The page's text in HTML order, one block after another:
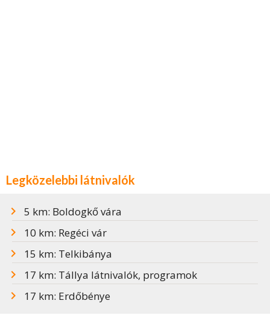
Legközelebbi látnivalók
5 km: Boldogkő vára
10 km: Regéci vár
15 km: Telkibánya
17 km: Tállya látnivalók, programok
17 km: Erdőbénye